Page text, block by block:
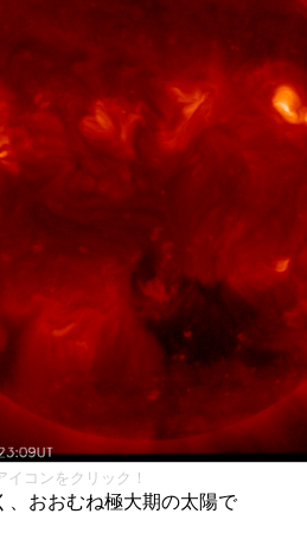
コンをクリック！
、おおむね極大期の太陽で